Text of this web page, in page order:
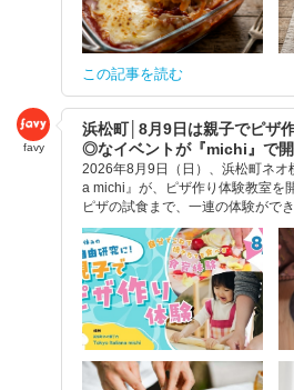
この記事を読む
favy
浜松町│8月9日は親子でピザ
◎なイベントが『michi』で
2026年8月9日（日）、浜松町ネオ
a michi』が、ピザ作り体験教室を
ピザの試食まで、一連の体験がで